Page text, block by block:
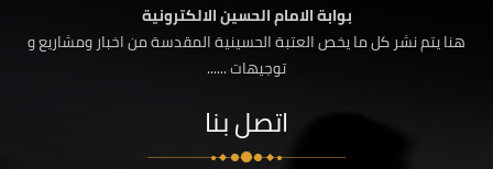
بوابة الامام الحسين الالكترونية
هنا يتم نشر كل ما يخص العتبة الحسينية المقدسة من اخبار ومشاريع و
توجيهات ......
اتصل بنا